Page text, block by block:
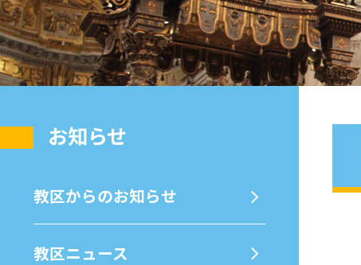
お知らせ
教区からのお知らせ
教区ニュース